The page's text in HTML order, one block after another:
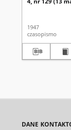
1947
czasopismo
DANE